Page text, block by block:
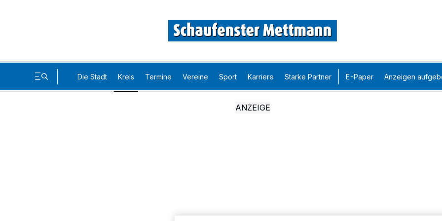
Die Stadt Kreis Termine Vereine Sport Karriere Starke Partner E-Paper Anzeigen